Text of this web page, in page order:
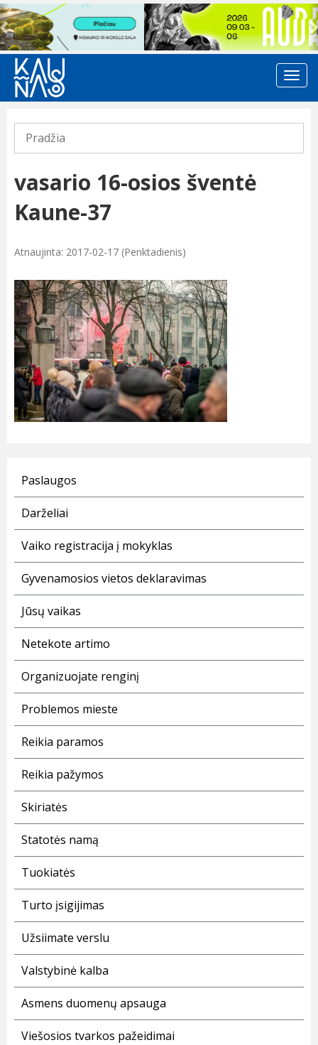
Previous
Pradžia
vasario 16-osios šventė
Kaune-37
Atnaujinta: 2017-02-17 (Penktadienis)
Paslaugos
Darželiai
Vaiko registracija į mokyklas
Gyvenamosios vietos deklaravimas
Jūsų vaikas
Netekote artimo
Organizuojate renginį
Problemos mieste
Reikia paramos
Reikia pažymos
Skiriatės
Statotės namą
Tuokiatės
Turto įsigijimas
Užsiimate verslu
Valstybinė kalba
Asmens duomenų apsauga
Viešosios tvarkos pažeidimai